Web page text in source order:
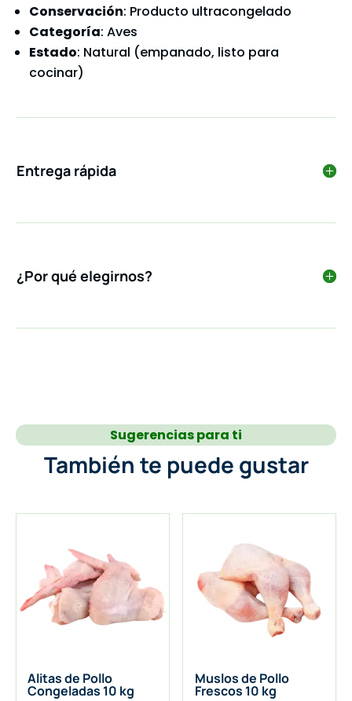
Conservación: Producto ultracongelado
Categoría: Aves
Estado: Natural (empanado, listo para
cocinar)
Entrega rápida
¿Por qué elegirnos?
Sugerencias para ti
También te puede gustar
Alitas de Pollo
Congeladas 10 kg
Muslos de Pollo
Frescos 10 kg